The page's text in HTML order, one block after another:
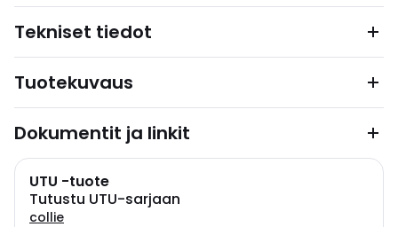
Tekniset tiedot
Tuotekuvaus
Dokumentit ja linkit
UTU -tuote
Tutustu UTU-sarjaan
collie